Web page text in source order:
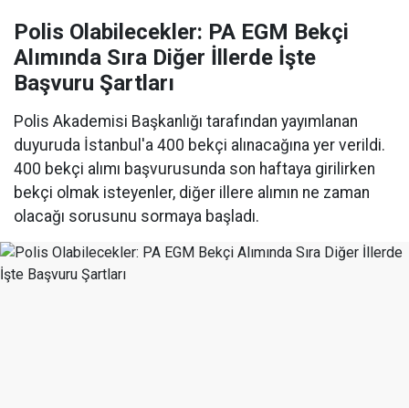
Polis Olabilecekler: PA EGM Bekçi
Alımında Sıra Diğer İllerde İşte
Başvuru Şartları
Polis Akademisi Başkanlığı tarafından yayımlanan
duyuruda İstanbul'a 400 bekçi alınacağına yer verildi.
400 bekçi alımı başvurusunda son haftaya girilirken
bekçi olmak isteyenler, diğer illere alımın ne zaman
olacağı sorusunu sormaya başladı.